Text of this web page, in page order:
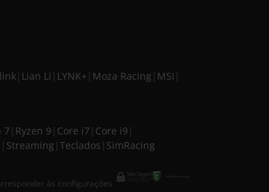
Lian Li LYNK+ Moza Racing MSI
7 Ryzen 9 Core i7 Core i9
Streaming Teclados SimRacing
às configurações